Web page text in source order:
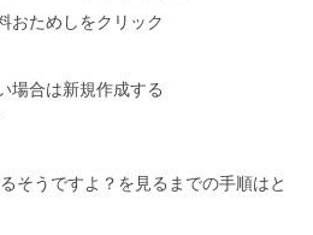
おためしをクリック
場合は新規作成する
そうですよ？を見るまでの手順はと